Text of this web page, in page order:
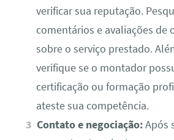
verificar sua reputação.
comentários e avaliações de
sobre o serviço prestado.
verifique se o montador
certificação ou formação
ateste sua competência.
Contato e negociação:Após